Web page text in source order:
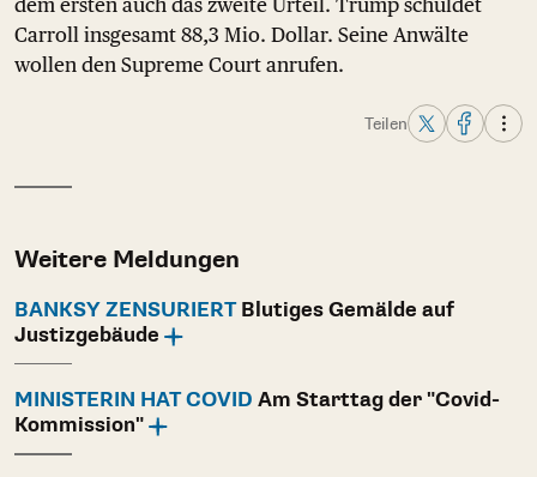
dem ersten auch das zweite Urteil. Trump schuldet
Carroll insgesamt 88,3 Mio. Dollar. Seine Anwälte
wollen den Supreme Court anrufen.
Teilen
Weitere Meldungen
BANKSY ZENSURIERTBlutiges Gemälde auf
Justizgebäude
MINISTERIN HAT COVID Am Starttag der "Covid-
Kommission"